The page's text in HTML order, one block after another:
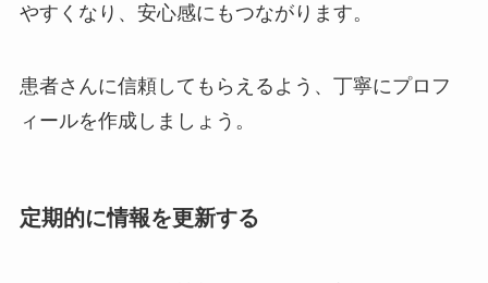
やすくなり、安心感にもつながります。
患者さんに信頼してもらえるよう、丁寧にプロフ
ィールを作成しましょう。
定期的に情報を更新する